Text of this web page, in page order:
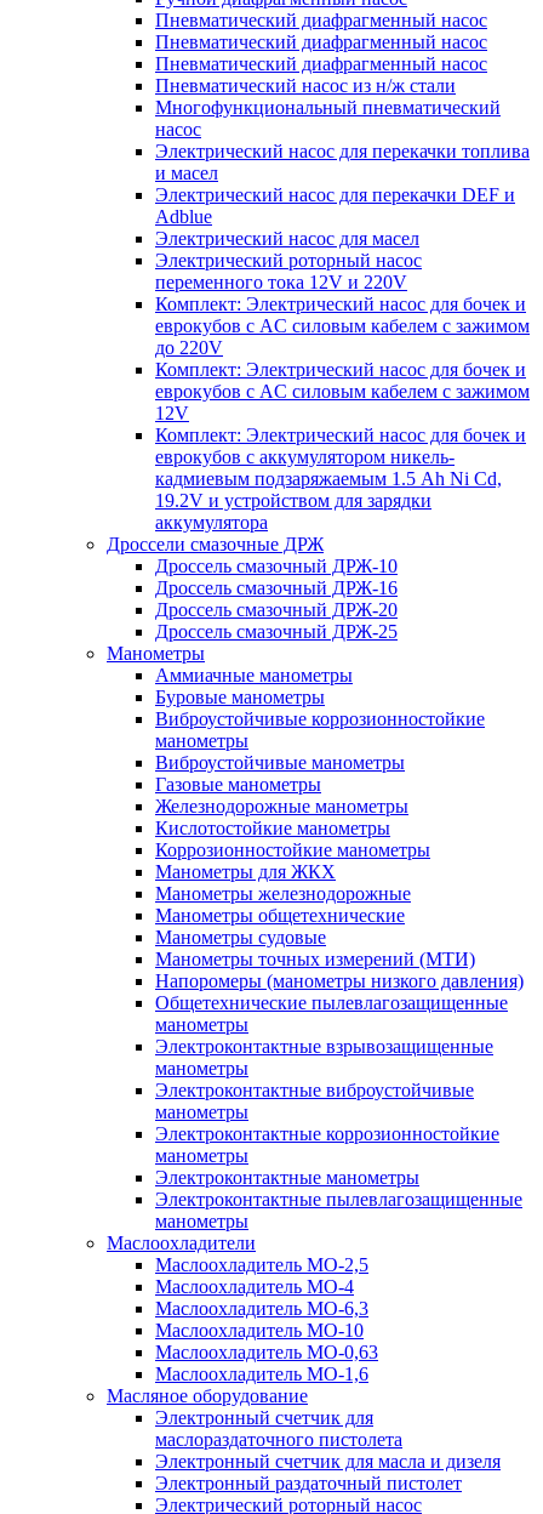
Пневматический диафрагменный насос
Пневматический диафрагменный насос
Пневматический диафрагменный насос
Пневматический насос из н/ж стали
Многофункциональный пневматический
насос
Электрический насос для перекачки топлива
и масел
Электрический насос для перекачки DEF и
Adblue
Электрический насос для масел
Электрический роторный насос
переменного тока 12V и 220V
Комплект: Электрический насос для бочек и
еврокубов с AC силовым кабелем с зажимом
до 220V
Комплект: Электрический насос для бочек и
еврокубов с AC силовым кабелем с зажимом
12V
Комплект: Электрический насос для бочек и
еврокубов с аккумулятором никель-
кадмиевым подзаряжаемым 1.5 Ah Ni Cd,
19.2V и устройством для зарядки
аккумулятора
Дроссели смазочные ДРЖ
Дроссель смазочный ДРЖ-10
Дроссель смазочный ДРЖ-16
Дроссель смазочный ДРЖ-20
Дроссель смазочный ДРЖ-25
Манометры
Аммиачные манометры
Буровые манометры
Виброустойчивые коррозионностойкие
манометры
Виброустойчивые манометры
Газовые манометры
Железнодорожные манометры
Кислотостойкие манометры
Коррозионностойкие манометры
Манометры для ЖКХ
Манометры железнодорожные
Манометры общетехнические
Манометры судовые
Манометры точных измерений (МТИ)
Напоромеры (манометры низкого давления)
Общетехнические пылевлагозащищенные
манометры
Электроконтактные взрывозащищенные
манометры
Электроконтактные виброустойчивые
манометры
Электроконтактные коррозионностойкие
манометры
Электроконтактные манометры
Электроконтактные пылевлагозащищенные
манометры
Маслоохладители
Маслоохладитель MO-2,5
Маслоохладитель MO-4
Маслоохладитель МО-6,3
Маслоохладитель МО-10
Маслоохладитель MO-0,63
Маслоохладитель MO-1,6
Масляное оборудование
Электронный счетчик для
маслораздаточного пистолета
Электронный счетчик для масла и дизеля
Электронный раздаточный пистолет
Электрический роторный насос